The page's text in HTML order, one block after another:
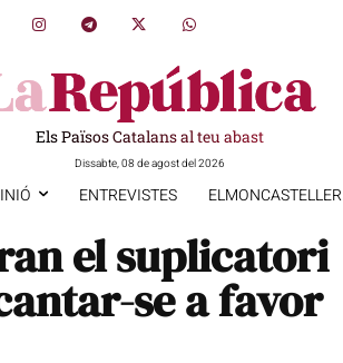
Els Països Catalans al teu abast
Dissabte, 08 de agost del 2026
ENTREVISTES ELMONCASTELLER
el suplicatori
se a favor